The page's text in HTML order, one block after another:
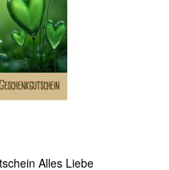
Alles Liebe